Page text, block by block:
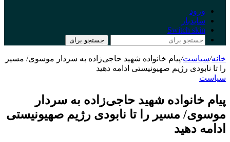
ورود
سایدبار
Switch skin
جستجو برای
خانه/سیاست/پیام خانواده شهید حاجی‌زاده به سردار موسوی/ مسیر
را تا نابودی رژیم صهیونیستی ادامه دهید
سیاست
پیام خانواده شهید حاجی‌زاده به سردار
موسوی/ مسیر را تا نابودی رژیم صهیونیستی
ادامه دهید